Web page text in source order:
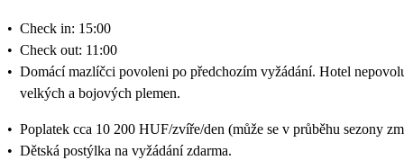
• Check in: 15:00
• Check out: 11:00
• Domácí mazlíčci povoleni po předchozím vyžádání. Hotel
velkých a bojových plemen.
• Poplatek cca 10 200 HUF/zvíře/den (může se v průběhu sezony
• Dětská postýlka na vyžádání zdarma.